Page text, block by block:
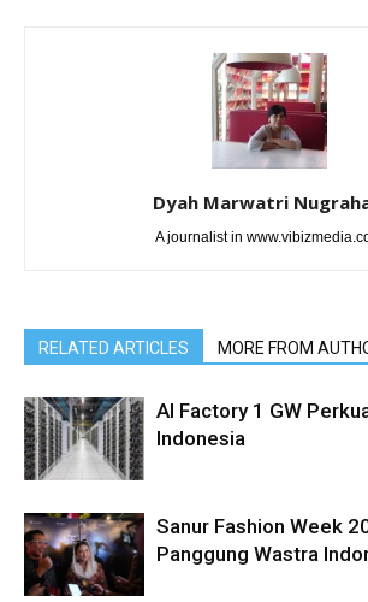
Dyah Marwatri
A journalist in
RELATED ARTICLES MORE FROM
AI Factory 1 GW
Indonesia
Sanur Fashion Week
Panggung Wastra